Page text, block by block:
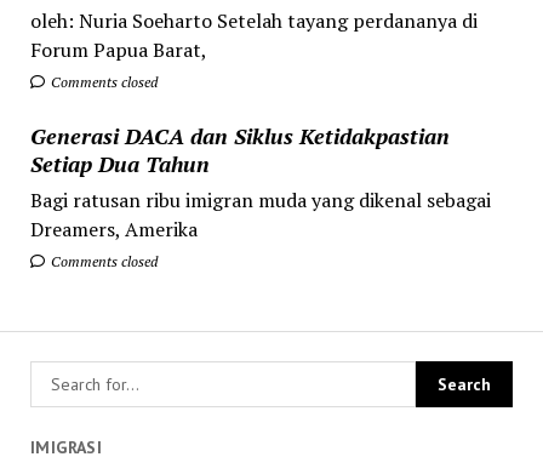
oleh: Nuria Soeharto Setelah tayang perdananya di
Forum Papua Barat,
Comments closed
Generasi DACA dan Siklus Ketidakpastian
Setiap Dua Tahun
Bagi ratusan ribu imigran muda yang dikenal sebagai
Dreamers, Amerika
Comments closed
IMIGRASI